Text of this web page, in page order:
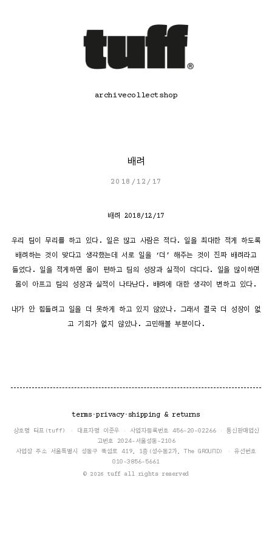
archivecollectshop
배려
2018/12/17
배려 2018/12/17
우리 팀이 무리를 하고 있다. 일은 많고 사람은 적다. 일을 최대한 적게 하도록
배려하는 것이 맞다고 생각했는데 서로 일을 ‘더’ 해주는 것이 진짜 배려라고
들었다. 일을 적게하면 몸이 편하고 팀의 성장과 실적이 더디다. 일을 많이하면
몸이 아프고 팀의 성장과 실적이 나타난다. 배려에 대한 생각이 변하고 있다.
내가 안 힘들려고 일을 더 못하게 하고 있지 않았나. 그래서 결국 더 성장이 없
고 기회가 없지 않았나. 고민해볼 부분이다.
terms ·privacy· shipping & returns
상호명 터프(tuff) · 대표자명 이준우 · 사업자등록번호 456-20-02266 · 통신판매업신
고번호 2024-서울성동-2106
사업장 주소 서울특별시 성동구 뚝섬로 419, 1층(성수동2가, The GROUND) · 유선번호
010-3856-5661
© 2026 tuff all rights reserved